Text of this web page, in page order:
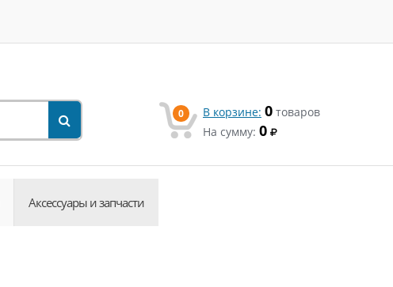
0 В корзине: 0 товаров
На сумму: 0
Аксессуары и запчасти